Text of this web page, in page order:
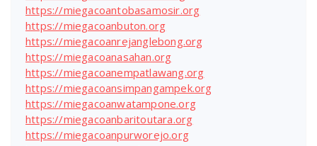
https://miegacoantobasamosir.org
https://miegacoanbuton.org
https://miegacoanrejanglebong.org
https://miegacoanasahan.org
https://miegacoanempatlawang.org
https://miegacoansimpangampek.org
https://miegacoanwatampone.org
https://miegacoanbaritoutara.org
https://miegacoanpurworejo.org